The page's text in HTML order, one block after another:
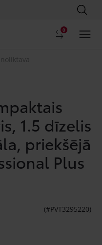
0
1.5 dīzelis
priekšējā
Plus
(#PVT3295220)